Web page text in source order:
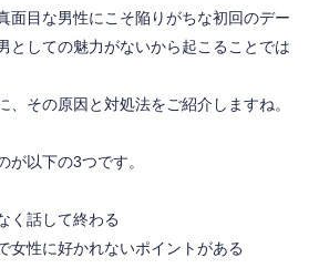
面目な男性にこそ陥りがちな初回のデー
としての魅力がないから起こることでは
、その原因と対処法をご紹介しますね。
が以下の3つです。
く話して終わる
性に好かれないポイントがある